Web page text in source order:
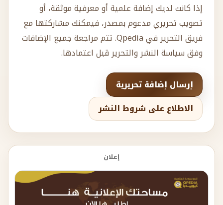
إذا كانت لديك إضافة علمية أو معرفية موثقة، أو
تصويب تحريري مدعوم بمصدر، فيمكنك مشاركتها مع
فريق التحرير في Qpedia. تتم مراجعة جميع الإضافات
وفق سياسة النشر والتحرير قبل اعتمادها.
إرسال إضافة تحريرية
الاطلاع على شروط النشر
إعلان